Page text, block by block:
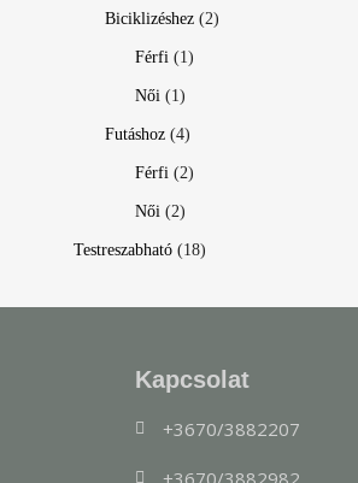
Biciklizéshez (2)
Férfi (1)
Női (1)
Futáshoz (4)
Férfi (2)
Női (2)
Testreszabható (18)
Kapcsolat
+3670/3882207
+3670/3882982